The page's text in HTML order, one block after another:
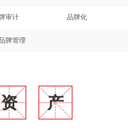
审计 品牌化
牌管理
资 产